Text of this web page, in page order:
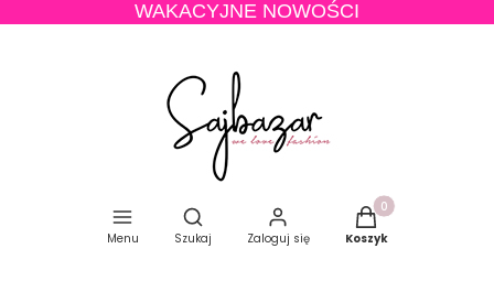
WAKACYJNE NOWOŚCI
Menu
Otwórz wyszukiwarkę
Szukaj Zaloguj się
Produkty w
Koszyk